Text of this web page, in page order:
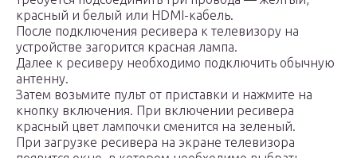
красный и белый или HDMI-кабель.
После подключения ресивера к телевизору на
устройстве загорится красная лампа.
Далее к ресиверу необходимо подключить обычную
антенну.
Затем возьмите пульт от приставки и нажмите на
кнопку включения. При включении ресивера
красный цвет лампочки сменится на зеленый.
При загрузке ресивера на экране телевизора